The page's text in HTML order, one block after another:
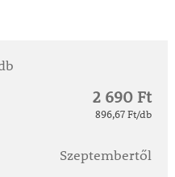
2 690 Ft
896,67 Ft/db
Szeptembertől